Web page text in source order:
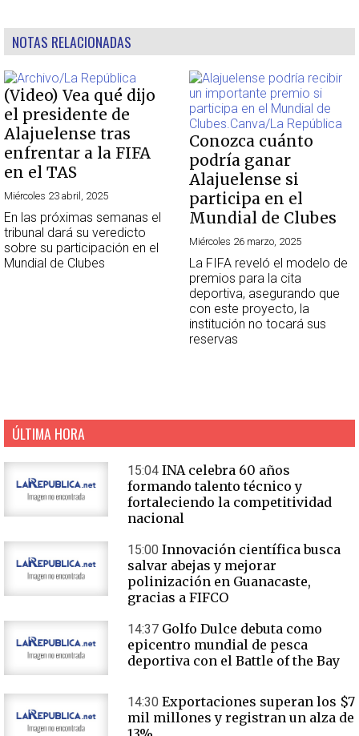
NOTAS RELACIONADAS
(Video) Vea qué dijo
el presidente de
Alajuelense tras
enfrentar a la FIFA
en el TAS
Miércoles 23 abril, 2025
En las próximas semanas el
tribunal dará su veredicto
sobre su participación en el
Mundial de Clubes
Conozca cuánto
podría ganar
Alajuelense si
participa en el
Mundial de Clubes
Miércoles 26 marzo, 2025
La FIFA reveló el modelo de
premios para la cita
deportiva, asegurando que
con este proyecto, la
institución no tocará sus
reservas
ÚLTIMA HORA
15:04 INA celebra 60 años
formando talento técnico y
fortaleciendo la competitividad
nacional
15:00 Innovación científica busca
salvar abejas y mejorar
polinización en Guanacaste,
gracias a FIFCO
14:37 Golfo Dulce debuta como
epicentro mundial de pesca
deportiva con el Battle of the Bay
14:30 Exportaciones superan los $7
mil millones y registran un alza de